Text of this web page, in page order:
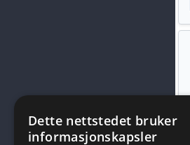
Dette nettstedet bruker
informasjonskapsler